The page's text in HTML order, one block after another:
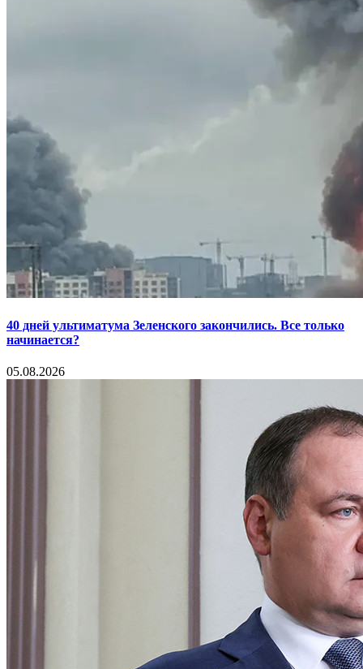
40 дней ультиматума Зеленского закончились. Все только
начинается?
05.08.2026